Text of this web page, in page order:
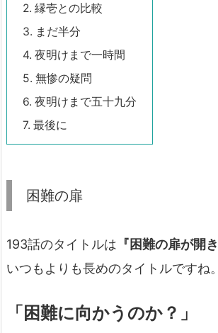
2. 縁壱との比較
3. まだ半分
4. 夜明けまで一時間
5. 無惨の疑問
6. 夜明けまで五十九分
7. 最後に
困難の扉
193話のタイトルは 『困難の扉が開
いつもよりも長めのタイトルですね。
「困難に向かうのか？」